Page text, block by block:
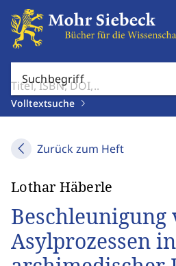
Suchbegriff
Volltextsuche
Zurück zum Heft
Lothar Häberle
Beschleunigung
Asylprozessen